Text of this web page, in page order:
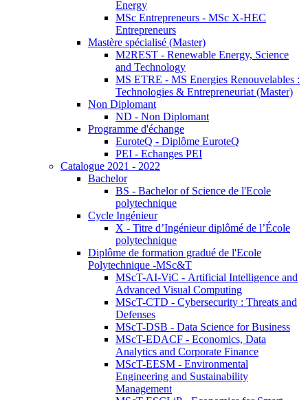
Energy
MSc Entrepreneurs - MSc X-HEC
Entrepreneurs
Mastère spécialisé (Master)
M2REST - Renewable Energy, Science
and Technology
MS ETRE - MS Energies Renouvelables :
Technologies & Entrepreneuriat (Master)
Non Diplomant
ND - Non Diplomant
Programme d'échange
EuroteQ - Diplôme EuroteQ
PEI - Echanges PEI
Catalogue 2021 - 2022
Bachelor
BS - Bachelor of Science de l'Ecole
polytechnique
Cycle Ingénieur
X - Titre d’Ingénieur diplômé de l’École
polytechnique
Diplôme de formation gradué de l'Ecole
Polytechnique -MSc&T
MScT-AI-ViC - Artificial Intelligence and
Advanced Visual Computing
MScT-CTD - Cybersecurity : Threats and
Defenses
MScT-DSB - Data Science for Business
MScT-EDACF - Economics, Data
Analytics and Corporate Finance
MScT-EESM - Environmental
Engineering and Sustainability
Management